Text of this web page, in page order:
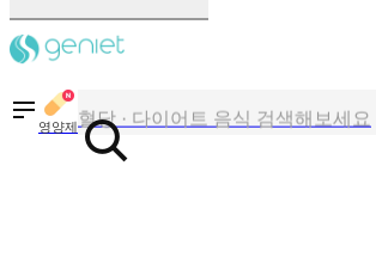
영양제
혈당 · 다이어트 음식 검색해보세요
음식 · 영양제 리뷰를 찾아보세요